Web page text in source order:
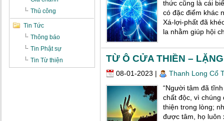
thức cũng là cái
có đặc điểm khác
Xá-lợi-phất đã
la nhằm giúp hội
TỪ Ô CỬA THIỀN –
08-01-2023 |
Thanh Long Cổ
“Người tâm đã
chất độc, vì chúng
thiện trong lòng;
được tâm, họ luôn
Thủ công
Tin Tức
Thông báo
Tin Phật sự
Tin Từ thiện